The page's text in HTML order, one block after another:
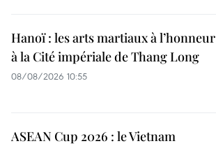
Hanoï : les arts martiaux à l’honneur
à la Cité impériale de Thang Long
08/08/2026 10:55
ASEAN Cup 2026 : le Vietnam